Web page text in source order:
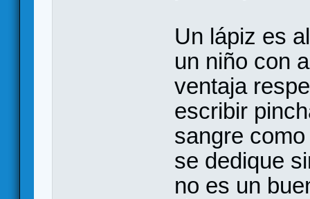
Un lápiz es
un niño con
ventaja
escribir
sangre
se dedique
no es un